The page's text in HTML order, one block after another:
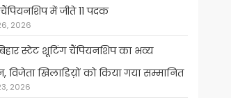
में जीते 11 पदक
2026
स्टेट शूटिंग चैंपियनशिप का भव्य
विजेता खिलाडिय़ों को किया गया सम्मानित
2026